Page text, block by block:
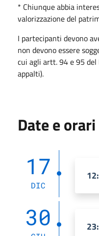
* Chiunque abbia
valorizzazione del
I partecipanti devono
non devono essere
cui agli artt. 94 e 95 del
appalti).
Date e orari
17
DIC
30